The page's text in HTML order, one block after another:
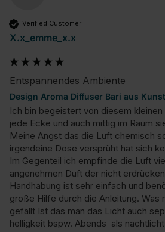
Verified Customer
X.x_emme_x.x
Entspannendes Ambiente
Design Aroma Diffuser Bari aus
Ich bin begeistert von diesem
jede Ecke und auch mittig im Raum
Meine Angst das die Luft chemisch
irgendeine Dose versprüht hat sich
Im Gegenteil ich empfinde die Luft
angenehmen Duft der nicht
Handhabung ist sehr einfach und
große Hilfe durch die Anleitung. Was
gefällt Ist das man das Licht auch
helligkeit bspw. Abends  als